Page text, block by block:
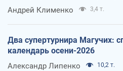
Андрей Клименко 3,4 т.
Два супертурнира Магучих:
календарь осени-2026
Александр Липенко 10,2 т.